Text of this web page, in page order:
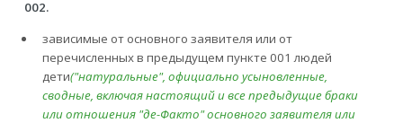
002.
зависимые от основного заявителя или от
перечисленных в предыдущем пункте 001 людей
дети("натуральные", официально усыновленные,
сводные, включая настоящий и все предыдущие браки
или отношения "де-Факто" основного заявителя или